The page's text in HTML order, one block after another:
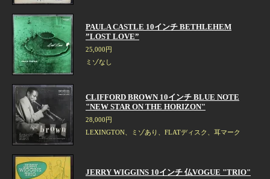
PAULA CASTLE 10インチ BETHLEHEM
”LOST LOVE”
25,000円
ミゾなし
CLIFFORD BROWN 10インチ BLUE NOTE
"NEW STAR ON THE HORIZON"
28,000円
LEXINGTON、ミゾあり、FLATディスク、耳マーク
JERRY WIGGINS 10インチ 仏VOGUE "TRIO"